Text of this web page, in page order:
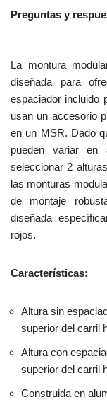
Preguntas y
La montura
diseñada para
espaciador incluido
usan un accesorio
en un MSR. Dado
pueden variar en
seleccionar 2
las monturas
de montaje
diseñada
rojos.
Características:
Altura sin
superior del carril
Altura con
superior del carril
Construida en